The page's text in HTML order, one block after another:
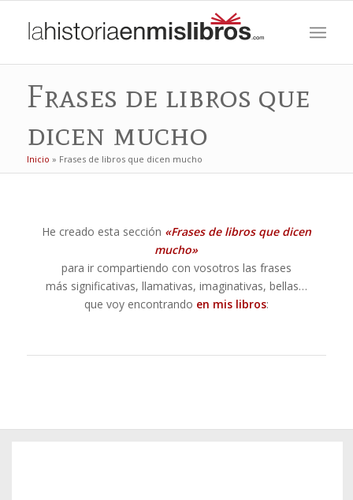
Frases de libros que
dicen mucho
Inicio » Frases de libros que dicen mucho
He creado esta sección «Frases de libros que dicen
mucho»
para ir compartiendo con vosotros las frases
más significativas, llamativas, imaginativas, bellas…
que voy encontrando en mis libros: